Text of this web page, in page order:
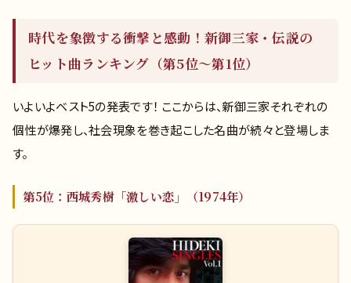
時代を象徴する衝撃と感動！新御三家・伝説の
ヒット曲ランキング（第5位〜第1位）
いよいよベスト5の発表です！ ここからは、新御三家それぞれの
個性が爆発し、社会現象を巻き起こした名曲が続々と登場しま
す。
第5位：西城秀樹「激しい恋」（1974年）